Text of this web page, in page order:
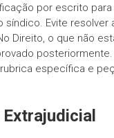
por escrito para
síndico. Evite resolver
Direito, o que não
específica e